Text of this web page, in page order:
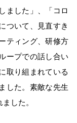
ました」、「コロ
ついて、見直すき
ティング、研修方
ープでの話し合い
取り組まれている
した。素敵な先生
した。